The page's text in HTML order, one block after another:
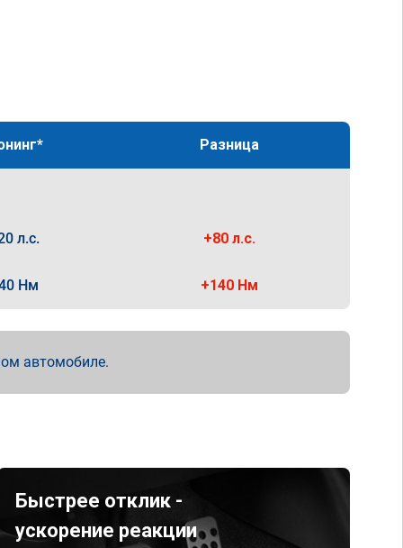
Разница
л.с. +80 л.с.
Нм +140 Нм
автомобиле.
Быстрее отклик -
ускорение реакции